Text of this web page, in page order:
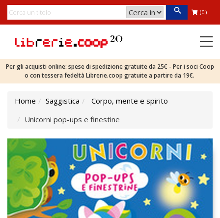
(0)
Per gli acquisti online: spese di spedizione gratuite da 25€ - Per i soci Coop
o con tessera fedeltà Librerie.coop gratuite a partire da 19€.
Home Saggistica
Corpo, mente e spirito
Unicorni pop-ups e finestine